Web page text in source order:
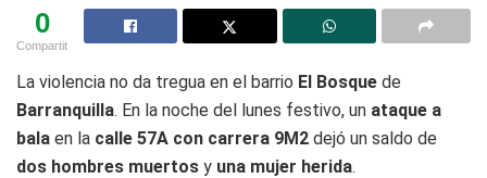
0
Compartit
La violencia no da tregua en el barrio El Bosque de
Barranquilla. En la noche del lunes festivo, un ataque a
bala en la calle 57A con carrera 9M2 dejó un saldo de
dos hombres muertos y una mujer herida.